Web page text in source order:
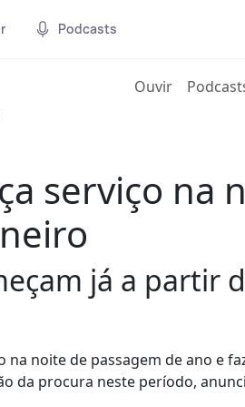
Podcasts
Ouvir(current)
serviço na
já a partir
na noite de passagem de ano e
da procura neste período,